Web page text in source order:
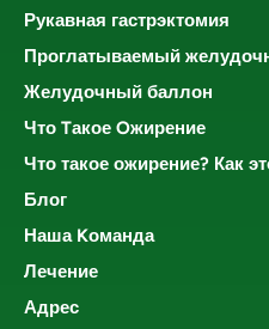
Рукавная гастрэктомия
Проглатываемый
Желудочный баллон
Что Tакое Oжирение
Что такое ожирение? Как
Блог
Наша Kоманда
Лечение
Адрес